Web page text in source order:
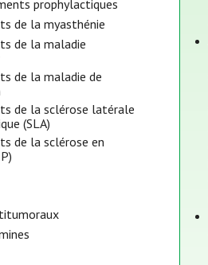
prophylactiques
de la myasthénie
de la maladie
de la maladie de
de la sclérose latérale
(SLA)
de la sclérose en